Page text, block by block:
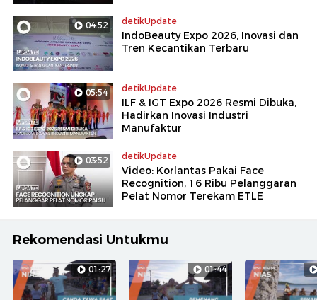
04:52 detikUpdate
IndoBeauty Expo 2026, Inovasi dan
Tren Kecantikan Terbaru
05:54 detikUpdate
ILF & IGT Expo 2026 Resmi Dibuka,
Hadirkan Inovasi Industri
Manufaktur
03:52 detikUpdate
Video: Korlantas Pakai Face
Recognition, 16 Ribu Pelanggaran
Pelat Nomor Terekam ETLE
Rekomendasi Untukmu
01:27 01:44